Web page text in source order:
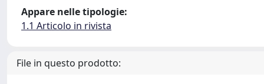
Appare nelle tipologie:
1.1 Articolo in rivista
File in questo prodotto: